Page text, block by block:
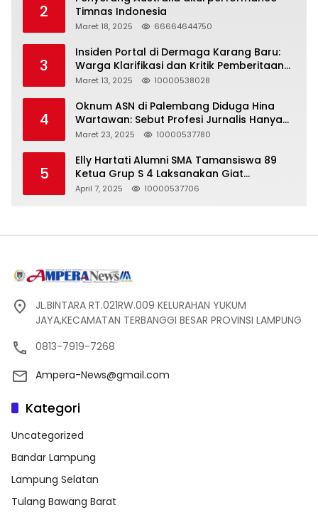
2
Timnas Indonesia
Maret 18, 2025 66664644750
3
Insiden Portal di Dermaga Karang Baru:
Warga Klarifikasi dan Kritik Pemberitaan
yang Tidak Akurat
Maret 13, 2025 10000538028
4
Oknum ASN di Palembang Diduga Hina
Wartawan: Sebut Profesi Jurnalis Hanya
Seharga 2 Liter Bensin, Berujung Dugaan
Maret 23, 2025 10000537780
5
Elly Hartati Alumni SMA Tamansiswa 89
Ketua Grup S 4 Laksanakan Giat
Silaturahmi
April 7, 2025 10000537706
JL.BINTARA RT.021RW.009 KELURAHAN YUKUM
JAYA,KECAMATAN TERBANGGI BESAR PROVINSI LAMPUNG
0813-7919-7268
Ampera-News@gmail.com
Kategori
Uncategorized
Bandar Lampung
Lampung Selatan
Tulang Bawang Barat